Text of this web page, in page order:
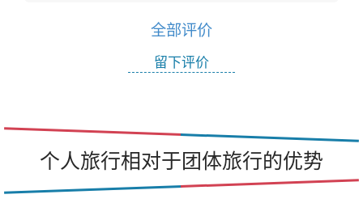
全部评价
留下评价
个人旅行相对于团体旅行的优势